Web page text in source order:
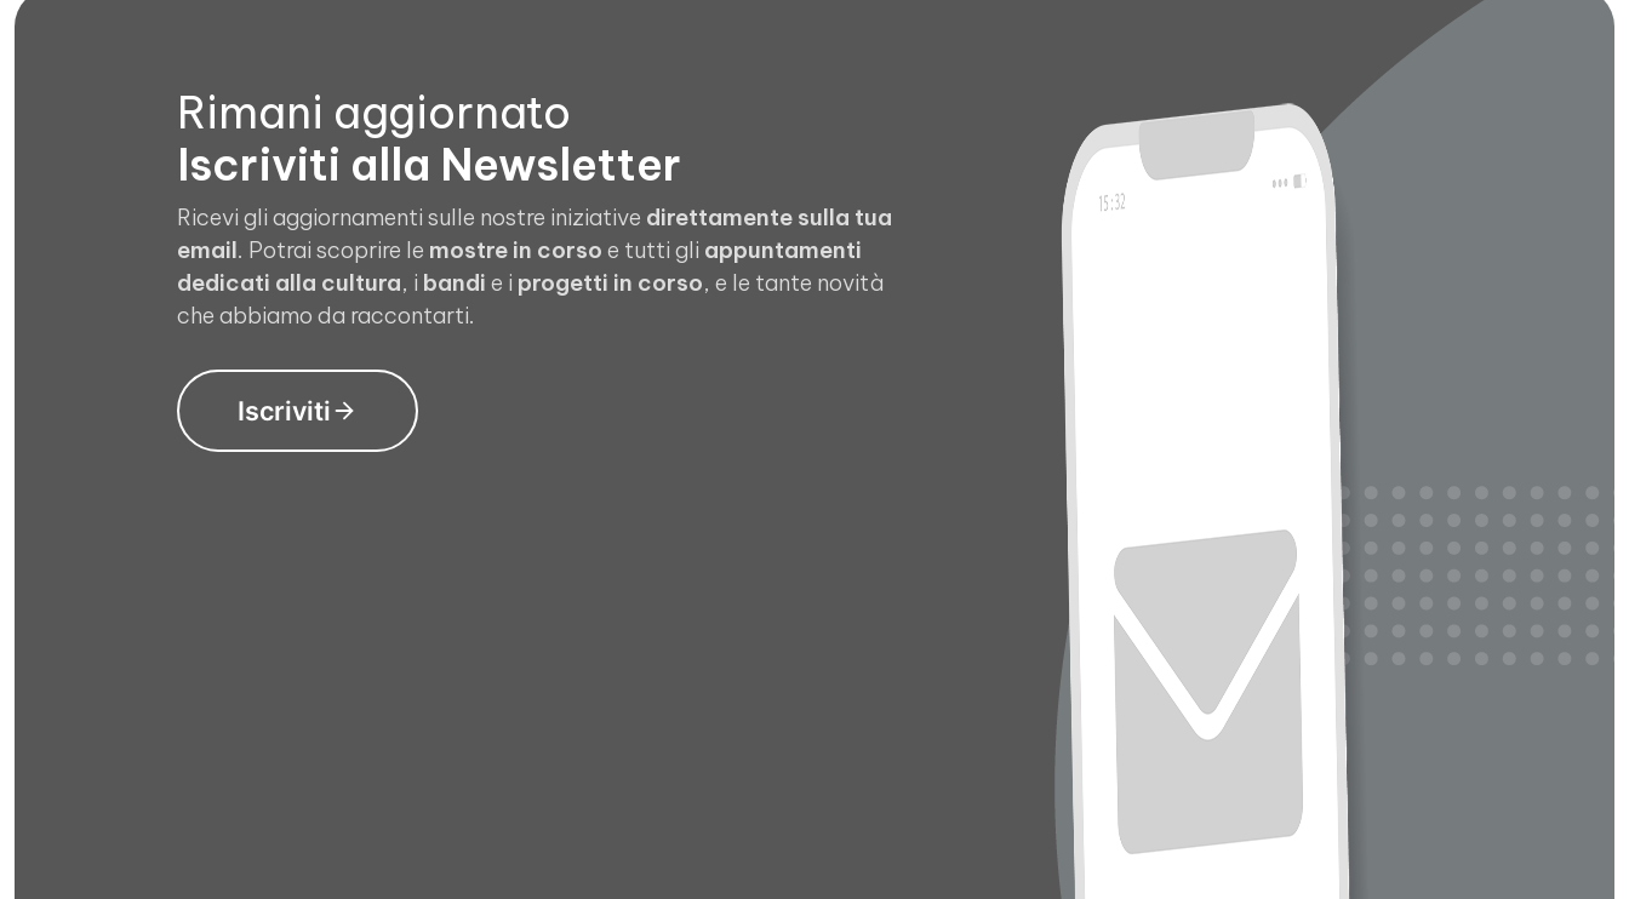
Rimani aggiornato
Iscriviti alla Newsletter
Ricevi gli aggiornamenti sulle nostre iniziative direttamente sulla tua
email. Potrai scoprire le mostre in corso e tutti gli appuntamenti
dedicati alla cultura, i bandi e i progetti in corso, e le tante novità
che abbiamo da raccontarti.
Iscriviti